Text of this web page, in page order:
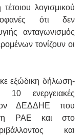
λογισμικού
ότι δεν
ανταγωνισμός
τονίζουν οι
εξώδικη δήλωση-
10 ενεργειακές
ΔΕΔΔΗΕ που
ΡΑΕ και στο
και